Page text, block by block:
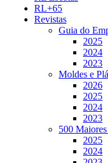
RL+65
Revistas
Guia do
2025
2024
2023
Moldes e
2026
2025
2024
2023
500
2025
2024